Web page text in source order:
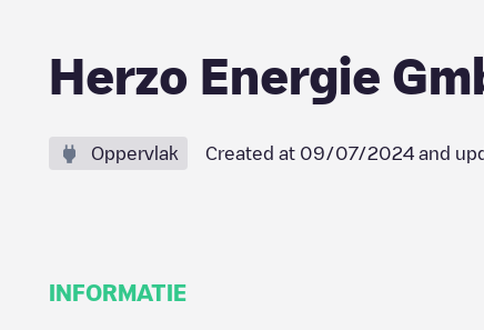
Herzo Energie
Oppervlak Created at 09/07/2024 and
INFORMATIE